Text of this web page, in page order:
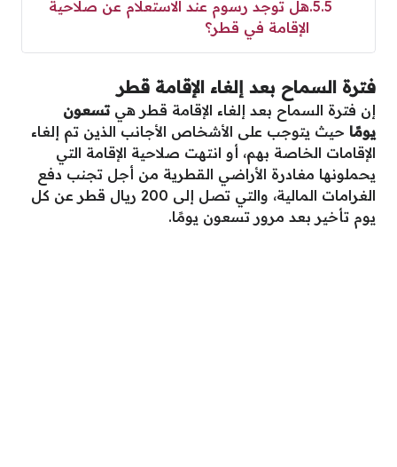
5.5 هل توجد رسوم عند الاستعلام عن صلاحية
الإقامة في قطر؟
فترة السماح بعد إلغاء الإقامة قطر
إن فترة السماح بعد إلغاء الإقامة قطر هيتسعون
يومًا حيث يتوجب على الأشخاص الأجانب الذين تم إلغاء
الإقامات الخاصة بهم، أو انتهت صلاحية الإقامة التي
يحملونها مغادرة الأراضي القطرية من أجل تجنب دفع
الغرامات المالية، والتي تصل إلى 200 ريال قطر عن كل
يوم تأخير بعد مرور تسعون يومًا.